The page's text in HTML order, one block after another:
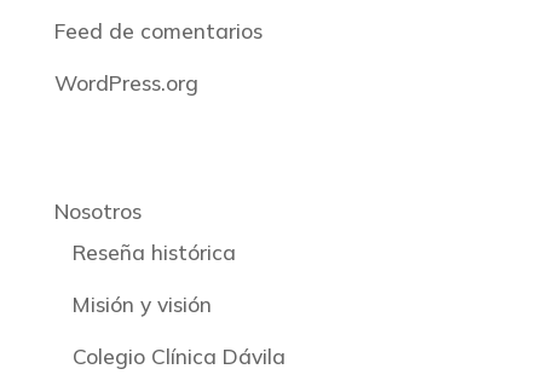
Feed de comentarios
WordPress.org
Nosotros
Reseña histórica
Misión y visión
Colegio Clínica Dávila